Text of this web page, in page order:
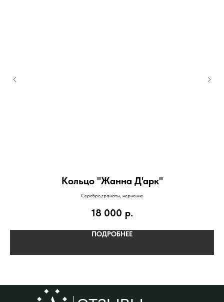
Кольцо "Жанна Д'арк"
Серебро,гранаты, чернение
18 000 р.
ПОДРОБНЕЕ